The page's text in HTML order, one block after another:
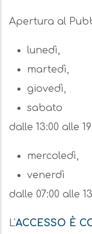
Apertura al
lunedì,
martedì,
giovedì,
sabato
dalle 13:00 alle
mercoledì,
venerdì
dalle 07:00 alle
L'ACCESSO È